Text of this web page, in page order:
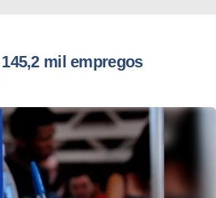
mil empregos